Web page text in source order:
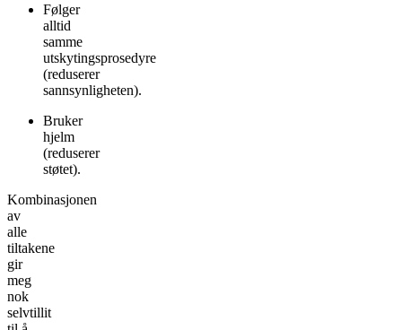
Følger
alltid
samme
utskytingsprosedyre
(reduserer
sannsynligheten).
Bruker
hjelm
(reduserer
støtet).
Kombinasjonen
av
alle
tiltakene
gir
meg
nok
selvtillit